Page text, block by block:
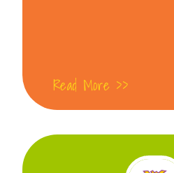
Read More >>